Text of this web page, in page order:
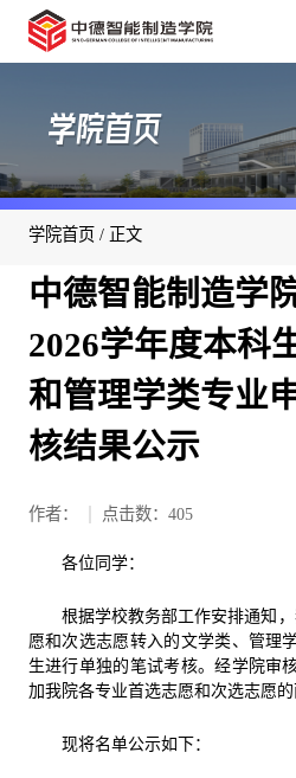
学院首页
学院首页 / 正文
中德智能制造学
2026学年度本科
和管理学类专业
核结果公示
作者： 点击数：405
各位同学：
根据学校教务部工作安排通知
愿和次选志愿转入的文学类、管理
生进行单独的笔试考核。经学院审
加我院各专业首选志愿和次选志愿的
现将名单公示如下：